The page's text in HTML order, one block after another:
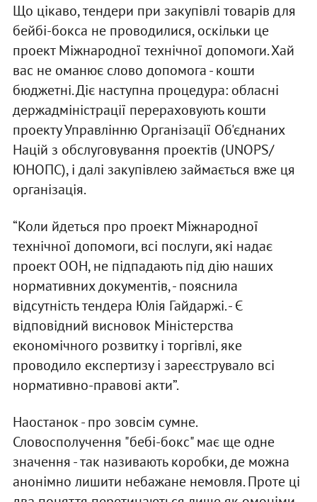
Що цікаво, тендери при закупівлі товарів для
бейбі-бокса не проводилися, оскільки це
проект Міжнародної технічної допомоги. Хай
вас не оманює слово допомога - кошти
бюджетні. Діє наступна процедура: обласні
держадміністрації перераховують кошти
проекту Управлінню Організації Об'єднаних
Націй з обслуговування проектів (UNOPS/
ЮНОПС), і далі закупівлею займається вже ця
організація.
“Коли йдеться про проект Міжнародної
технічної допомоги, всі послуги, які надає
проект ООН, не підпадають під дію наших
нормативних документів, - пояснила
відсутність тендера Юлія Гайдаржі. - Є
відповідний висновок Міністерства
економічного розвитку і торгівлі, яке
проводило експертизу і зареєструвало всі
нормативно-правові акти”.
Наостанок - про зовсім сумне.
Словосполучення "бебі-бокс" має ще одне
значення - так називають коробки, де можна
анонімно лишити небажане немовля. Проте ці